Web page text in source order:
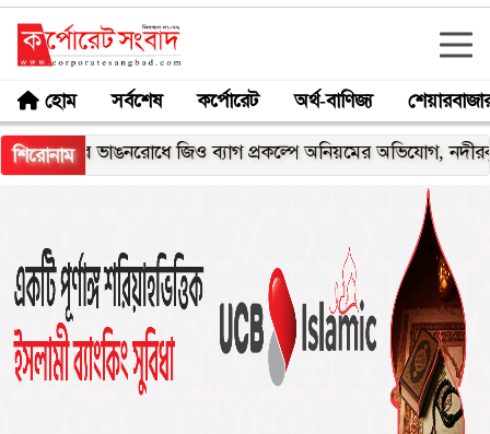
হোম সর্বশেষ কর্পোরেট অর্থ-বাণিজ্য
শিরোনাম
ভাঙনরোধে জিও ব্যাগ প্রকল্পে অনিয়মের অভিযোগ, নদীরকূলে